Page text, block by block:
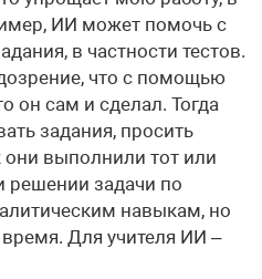
ИИ может помочь с
в частности тестов.
что с помощью
он сам и сделал. Тогда
задания, просить
они выполнили тот или
решении задачи по
навыкам, но
Для учителя ИИ –